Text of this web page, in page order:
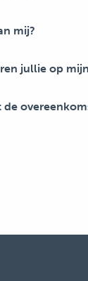
mij?
jullie op